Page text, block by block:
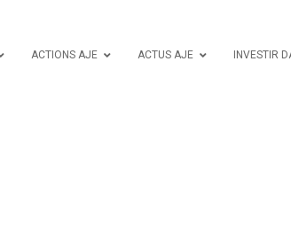
ACTIONS AJE ACTUS AJE INVESTIR